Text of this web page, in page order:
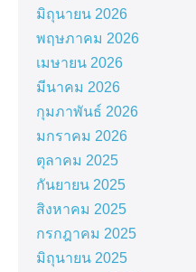
มิถุนายน 2026
พฤษภาคม 2026
เมษายน 2026
มีนาคม 2026
กุมภาพันธ์ 2026
มกราคม 2026
ตุลาคม 2025
กันยายน 2025
สิงหาคม 2025
กรกฎาคม 2025
มิถุนายน 2025